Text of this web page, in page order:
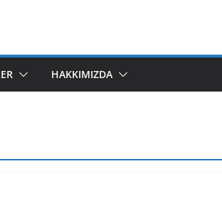
HAKKIMIZDA